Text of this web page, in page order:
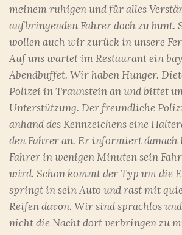
meinem ruhigen und für alles
aufbringenden Fahrer doch zu bunt.
wollen auch wir zurück in unsere
Auf uns wartet im Restaurant ein
Abendbuffet. Wir haben Hunger.
Polizei in Traunstein an und bittet
Unterstützung. Der freundliche
anhand des Kennzeichens eine
den Fahrer an. Er informiert danach
Fahrer in wenigen Minuten sein
wird. Schon kommt der Typ um die
springt in sein Auto und rast mit
Reifen davon. Wir sind sprachlos
nicht die Nacht dort verbringen zu